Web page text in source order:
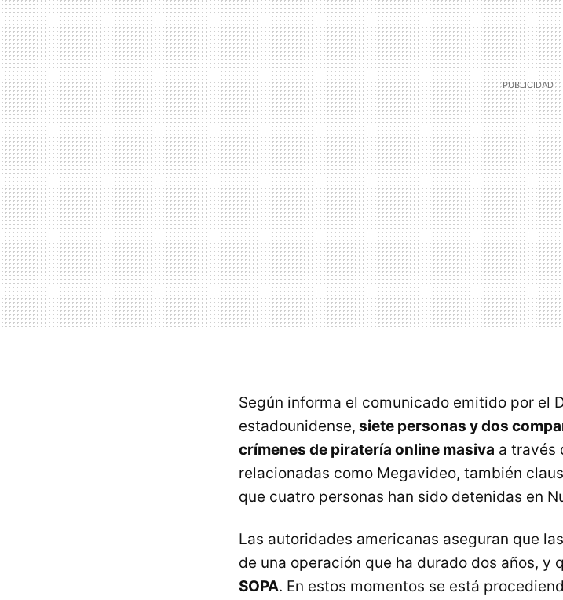
Según informa el comunicado emitido por el
estadounidense, siete personas y dos
crímenes de piratería online masiva a través
relacionadas como Megavideo, también
que cuatro personas han sido detenidas en
Las autoridades americanas aseguran que
de una operación que ha durado dos años, y
SOPA. En estos momentos se está